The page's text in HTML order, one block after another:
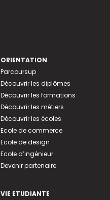
ORIENTATION
Parcoursup
Découvrir les diplômes
Découvrir les formations
Découvrir les métiers
Découvrir les écoles
Ecole de commerce
Ecole de design
Ecole d’ingénieur
Devenir partenaire
VIE ETUDIANTE